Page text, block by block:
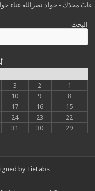
عابَ مجدَكَ - جواد نصرالله غناء
البحث
1
2
3
8
9
10
15
16
17
22
23
24
29
30
31
by TieLabs